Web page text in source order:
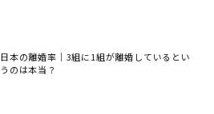
日本の離婚率｜3組に1組が離婚しているとい
うのは本当？